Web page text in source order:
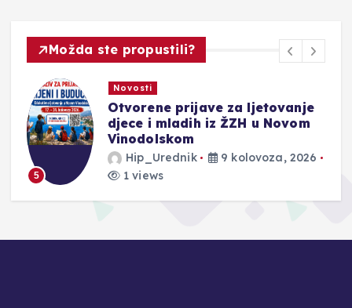
Možda ste propustili?
5
Novosti
Otvorene prijave za ljetovanje
djece i mladih iz ŽZH u Novom
Vinodolskom
Hip_Urednik
9 kolovoza, 2026
1 views